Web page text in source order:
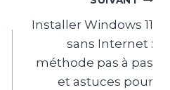
Installer Windows 11
sans Internet :
méthode pas à pas
et astuces pour